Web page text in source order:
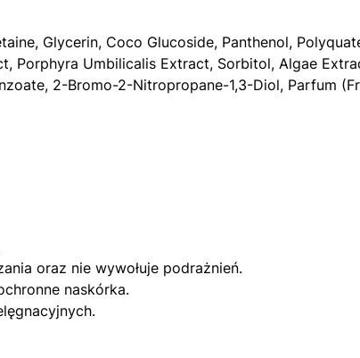
Glycerin, Coco Glucoside, Panthenol,
Porphyra Umbilicalis Extract, Sorbitol, Algae
2-Bromo-2-Nitropropane-1,3-Diol, Parfum
oraz nie wywołuje podrażnień.
naskórka.